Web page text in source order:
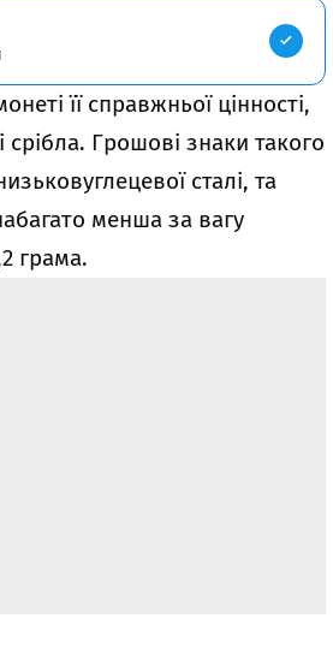
її справжньої цінності,
Грошові знаки такого
сталі, та
менша за вагу
грама.